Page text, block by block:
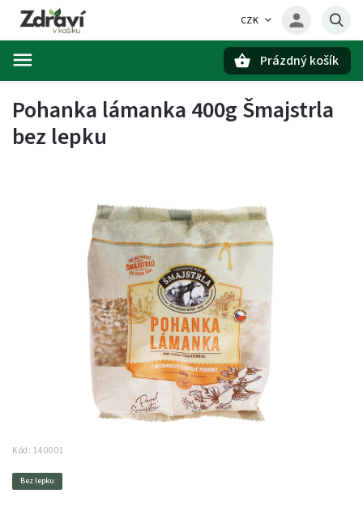
CZK
Prázdný košík
Pohanka lámanka 400g Šmajstrla
bez lepku
Kód: 140001
Bez lepku